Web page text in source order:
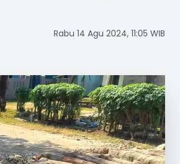
Rabu 14 Agu 2024, 11:05 WIB